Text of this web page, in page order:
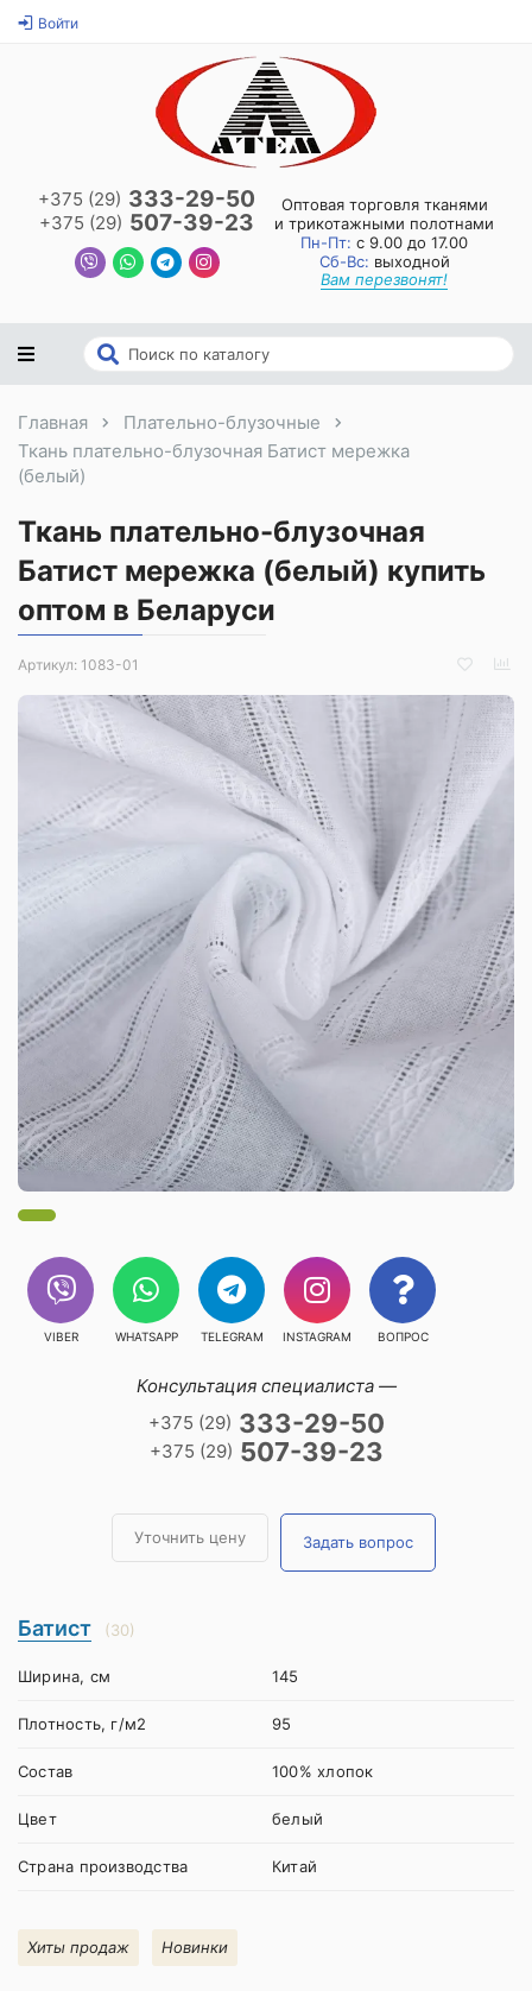
Войти
+375 (29) 333-29-50
+375 (29) 507-39-23
Оптовая торговля тканями
и трикотажными полотнами
Пн-Пт: с 9.00 до 17.00
Сб-Вс: выходной
Вам перезвонят!
Главная
Плательно-блузочные
Ткань плательно-блузочная Батист мережка
(белый)
Ткань плательно-блузочная
Батист мережка (белый) купить
оптом в Беларуси
Артикул: 1083-01
VIBER WHATSAPP TELEGRAM INSTAGRAM ВОПРОС
Консультация специалиста —
+375 (29) 333-29-50
+375 (29) 507-39-23
Уточнить цену Задать вопрос
Батист (30)
Ширина, см 145
Плотность, г/м2 95
Состав 100% хлопок
Цвет белый
Страна производства Китай
Хиты продаж Новинки